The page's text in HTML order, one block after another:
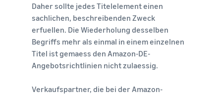
Daher sollte jedes Titelelement einen
sachlichen, beschreibenden Zweck
erfuellen. Die Wiederholung desselben
Begriffs mehr als einmal in einem einzelnen
Titel ist gemaess den Amazon-DE-
Angebotsrichtlinien nicht zulaessig.
Verkaufspartner, die bei der Amazon-